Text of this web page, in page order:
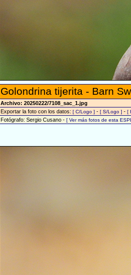
Golondrina tijerita - Barn
Archivo: 20250222/7108_sac_1.jpg
Exportar la foto con los datos: [ C/Logo ] - [ S/Logo ] - [
Fotógrafo: Sergio Cusano - [ Ver más fotos de esta